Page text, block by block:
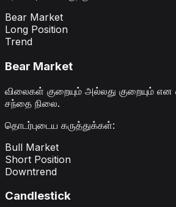
Bear Market
Long Position
Trend
Bear Market
விலைகள் குறையும் அல்லது குறையும் என
சந்தை நிலை.
தொடர்புடைய கருத்துக்கள்:
Bull Market
Short Position
Downtrend
Candlestick